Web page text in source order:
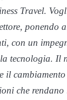
Travel.
ponendo
con un
tecnologia. Il
il cambiamento
che